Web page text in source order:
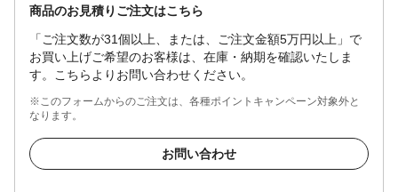
商品のお見積りご注文はこちら
「ご注文数が31個以上、または、ご注文金額5万円以上」で
お買い上げご希望のお客様は、在庫・納期を確認いたしま
す。こちらよりお問い合わせください。
※このフォームからのご注文は、各種ポイントキャンペーン対象外と
なります。
お問い合わせ